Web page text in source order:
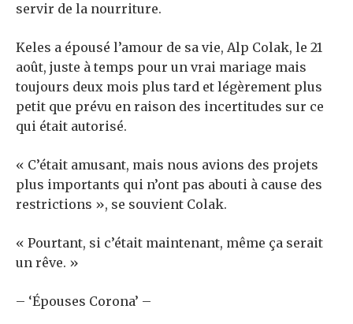
servir de la nourriture.
Keles a épousé l’amour de sa vie, Alp Colak, le 21
août, juste à temps pour un vrai mariage mais
toujours deux mois plus tard et légèrement plus
petit que prévu en raison des incertitudes sur ce
qui était autorisé.
« C’était amusant, mais nous avions des projets
plus importants qui n’ont pas abouti à cause des
restrictions », se souvient Colak.
« Pourtant, si c’était maintenant, même ça serait
un rêve. »
– ‘Épouses Corona’ –